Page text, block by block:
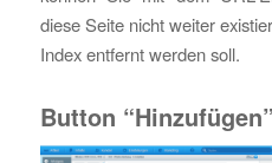
diese Seite nicht weiter
Index entfernt werden soll.
Button “Hinzufügen”